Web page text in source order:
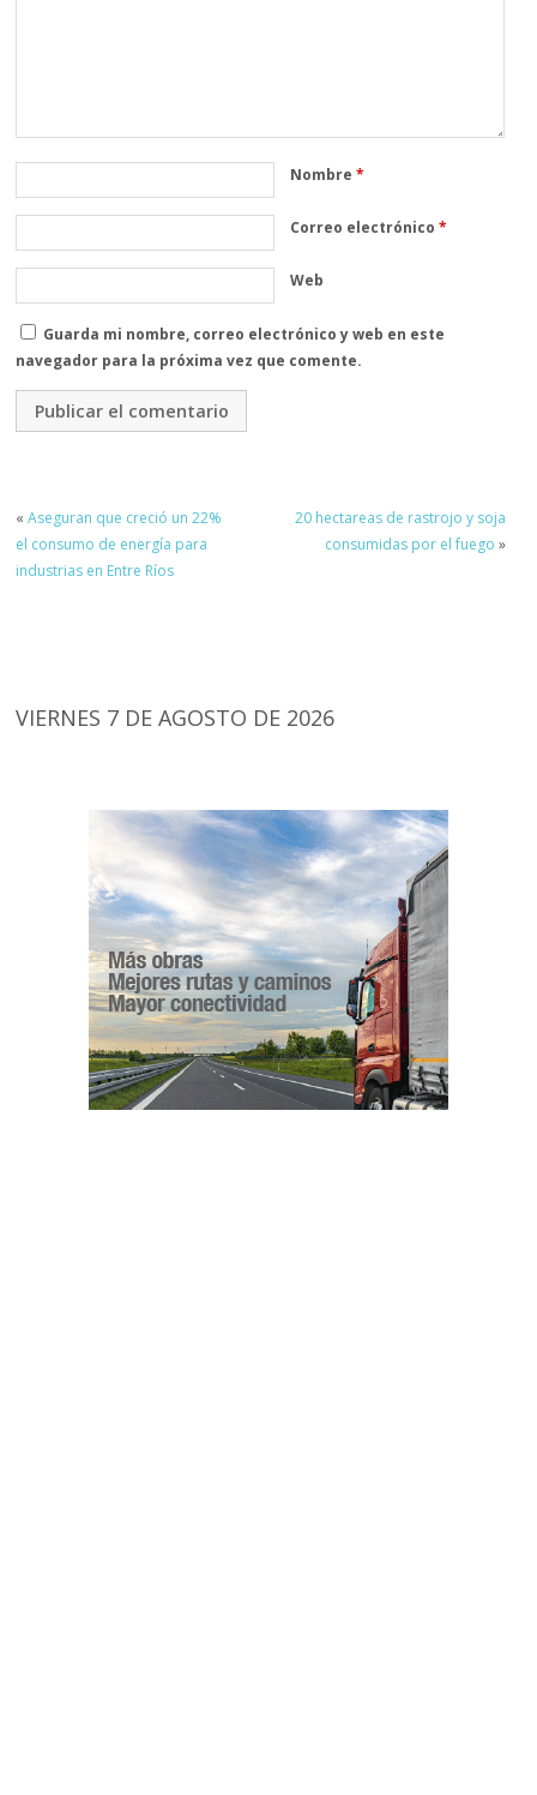
Nombre*
Correo electrónico*
Web
Guarda mi nombre, correo electrónico y web en este
navegador para la próxima vez que comente.
«Aseguran que creció un 22%
el consumo de energía para
industrias en Entre Ríos
20 hectareas de rastrojo y soja
consumidas por el fuego »
VIERNES 7 DE AGOSTO DE 2026